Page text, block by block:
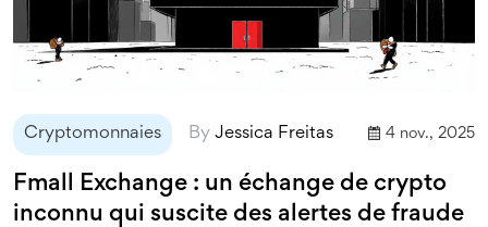
Cryptomonnaies By Jessica Freitas 4 nov., 2025
Fmall Exchange : un échange de crypto
inconnu qui suscite des alertes de fraude